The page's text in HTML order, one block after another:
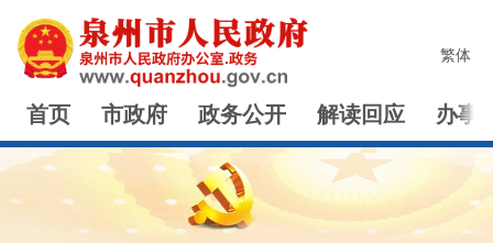
繁体
首页 市政府 政务公开 解读回应 办事